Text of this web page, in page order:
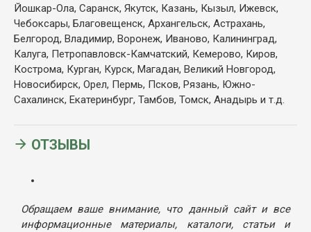
Йошкар-Ола, Саранск, Якутск, Казань, Кызыл, Ижевск,
Чебоксары, Благовещенск, Архангельск, Астрахань,
Белгород, Владимир, Воронеж, Иваново, Калининград,
Калуга, Петропавловск-Камчатский, Кемерово, Киров,
Кострома, Курган, Курск, Магадан, Великий Новгород,
Новосибирск, Орел, Пермь, Псков, Рязань, Южно-
Сахалинск, Екатеринбург, Тамбов, Томск, Анадырь и т.д.
ОТЗЫВЫ
Обращаем ваше внимание, что данный сайт и все
информационные материалы, каталоги, статьи и